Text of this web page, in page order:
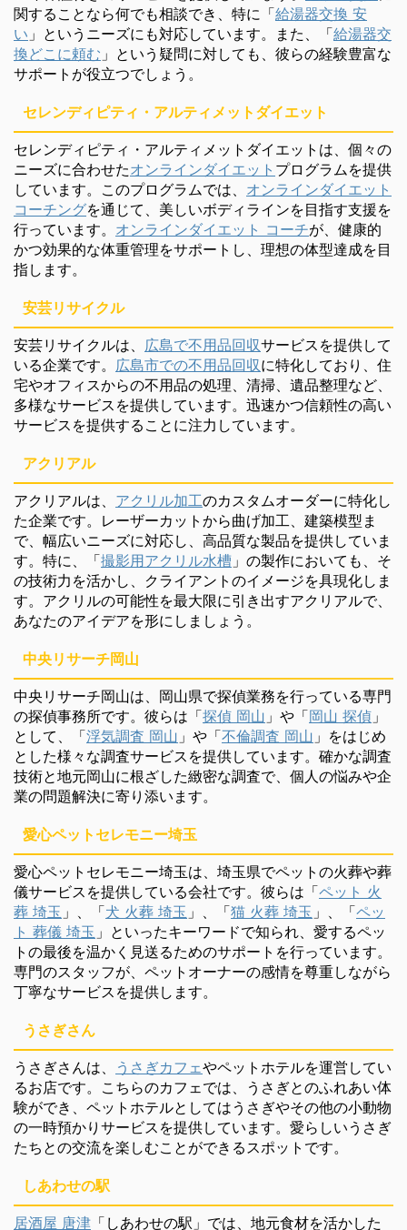
関することなら何でも相談でき、特に「給湯器交換 安
い 」というニーズにも対応しています。また、「給湯器交
換どこに頼む 」という疑問に対しても、彼らの経験豊富な
サポートが役立つでしょう。
セレンディピティ・アルティメットダイエット
セレンディピティ・アルティメットダイエットは、個々の
ニーズに合わせたオンラインダイエット プログラムを提供
しています。このプログラムでは、 オンラインダイエット
コーチングを通じて、美しいボディラインを目指す支援を
行っています。 オンラインダイエット コーチが、健康的
かつ効果的な体重管理をサポートし、理想の体型達成を目
指します。
安芸リサイクル
安芸リサイクルは、 広島で不用品回収サービスを提供して
いる企業です。 広島市での不用品回収に特化しており、住
宅やオフィスからの不用品の処理、清掃、遺品整理など、
多様なサービスを提供しています。迅速かつ信頼性の高い
サービスを提供することに注力しています。
アクリアル
アクリアルは、 アクリル加工のカスタムオーダーに特化し
た企業です。レーザーカットから曲げ加工、建築模型ま
で、幅広いニーズに対応し、高品質な製品を提供していま
す。特に、「撮影用アクリル水槽 」の製作においても、そ
の技術力を活かし、クライアントのイメージを具現化しま
す。アクリルの可能性を最大限に引き出すアクリアルで、
あなたのアイデアを形にしましょう。
中央リサーチ岡山
中央リサーチ岡山は、岡山県で探偵業務を行っている専門
の探偵事務所です。彼らは「探偵 岡山 」や「岡山 探偵 」
として、「浮気調査 岡山 」や「不倫調査 岡山 」をはじめ
とした様々な調査サービスを提供しています。確かな調査
技術と地元岡山に根ざした緻密な調査で、個人の悩みや企
業の問題解決に寄り添います。
愛心ペットセレモニー埼玉
愛心ペットセレモニー埼玉は、埼玉県でペットの火葬や葬
儀サービスを提供している会社です。彼らは「ペット 火
葬 埼玉 」、「犬 火葬 埼玉 」、「猫 火葬 埼玉 」、「ペッ
ト 葬儀 埼玉 」といったキーワードで知られ、愛するペッ
トの最後を温かく見送るためのサポートを行っています。
専門のスタッフが、ペットオーナーの感情を尊重しながら
丁寧なサービスを提供します。
うさぎさん
うさぎさんは、 うさぎカフェやペットホテルを運営してい
るお店です。こちらのカフェでは、うさぎとのふれあい体
験ができ、ペットホテルとしてはうさぎやその他の小動物
の一時預かりサービスを提供しています。愛らしいうさぎ
たちとの交流を楽しむことができるスポットです。
しあわせの駅
居酒屋 唐津 「しあわせの駅」では、地元食材を活かした